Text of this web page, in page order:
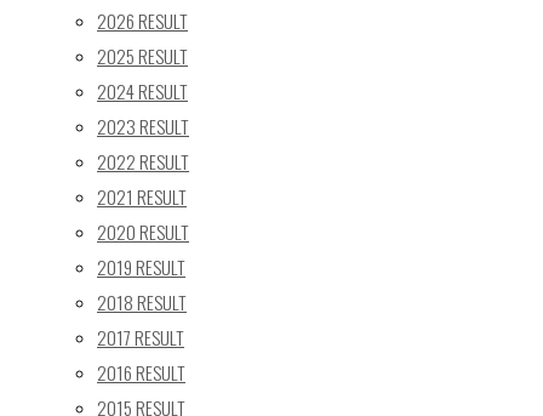
2026 RESULT
2025 RESULT
2024 RESULT
2023 RESULT
2022 RESULT
2021 RESULT
2020 RESULT
2019 RESULT
2018 RESULT
2017 RESULT
2016 RESULT
2015 RESULT